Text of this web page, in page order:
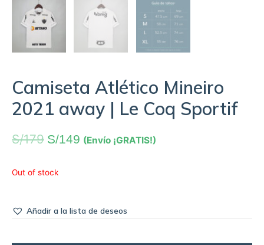
Camiseta Atlético Mineiro
2021 away | Le Coq Sportif
S/179 S/149 (Envío ¡GRATIS!)
Out of stock
Añadir a la lista de deseos